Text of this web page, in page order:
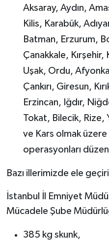
Aksaray, Aydın,
Kilis, Karabük,
Batman, Erzurum,
Çanakkale,
Uşak, Ordu,
Çankırı, Giresun,
Erzincan, Iğdır,
Tokat, Bilecik, Rize,
ve Kars olmak
operasyonları
Bazı illerimizde ele
İstanbul İl Emniyet
Mücadele Şube
385 kg skunk,